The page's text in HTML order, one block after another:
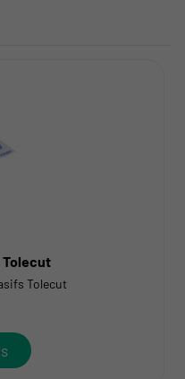
Tolecut